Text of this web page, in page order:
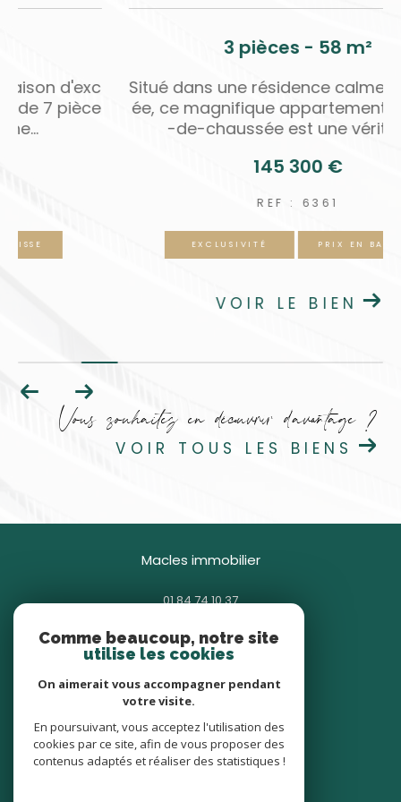
maison d'exc
m2 de 7 pièce
une...
EN BAISSE
3 pièces - 58
Situé dans une résidence
ée, ce magnifique
-de-chaussée est une
145 300 €
REF : 6361
EXCLUSIVITÉ PRIX
VOIR LE BIEN
Vous souhaitez en découvrir d'avantage ?
VOIR TOUS LES BIENS
macles immobilier
01 84 74 10 37
85 avenue Général Gallieni
93380 pierrefitte-sur-seine
nous suivre sur
Comme beaucoup, notre site
utilise les cookies
On aimerait vous accompagner pendant
votre visite.
En poursuivant, vous acceptez l'utilisation des
cookies par ce site, afin de vous proposer des
contenus adaptés et réaliser des statistiques !